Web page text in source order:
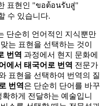
표현인 "ขอต้อนรับสู่"
수 있습니다.
단순히 언어적인 지식뿐만
는 표현을 선택하는 것이
번역 과정에서 현지 문화에
에서 태국어로 번역 전문가
표현을 선택하여 번역의 질
번역은 단순히 단어를 바꾸
하게 전달하는 예술입니